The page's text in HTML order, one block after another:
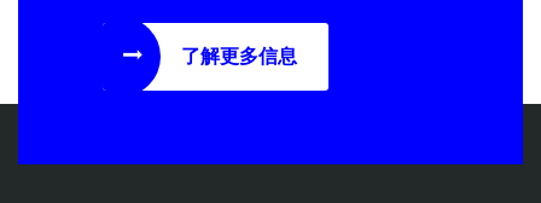
了解更多信息